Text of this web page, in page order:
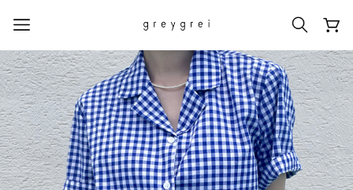
热门搜索词
#신상5%할인 #아나이스 제작